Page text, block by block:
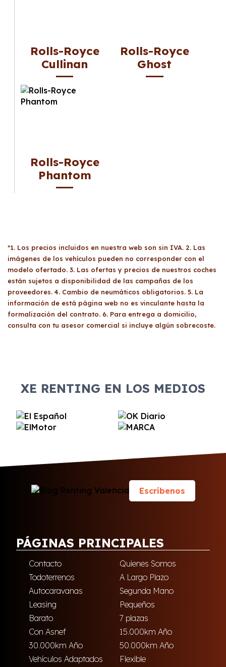
Rolls-Royce
Cullinan
Rolls-Royce
Ghost
Rolls-Royce
Phantom
*1. Los precios incluidos en nuestra web son sin IVA. 2. Las
imágenes de los vehículos pueden no corresponder con el
modelo ofertado. 3. Las ofertas y precios de nuestros coches
están sujetos a disponibilidad de las campañas de los
proveedores. 4. Cambio de neumáticos obligatorios. 5. La
información de está página web no es vinculante hasta la
formalización del contrato. 6. Para entrega a domicilio,
consulta con tu asesor comercial si incluye algún sobrecoste.
XE RENTING EN LOS MEDIOS
Escríbenos
PÁGINAS PRINCIPALES
Contacto
Quienes Somos
Todoterrenos
A Largo Plazo
Autocaravanas
Segunda Mano
Leasing
Pequeños
Barato
7 plazas
Con Asnef
15.000km Año
30.000km Año
50.000km Año
Vehículos Adaptados
Flexible